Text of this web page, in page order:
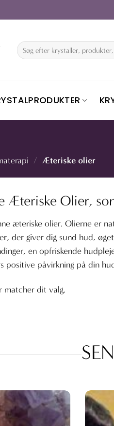
Søg
efter:
/ Æteriske olier
Æteriske Olier,
æteriske olier. Olierne er
der giver dig sund hud,
en opfriskende
positive påvirkning på din
matcher dit valg.